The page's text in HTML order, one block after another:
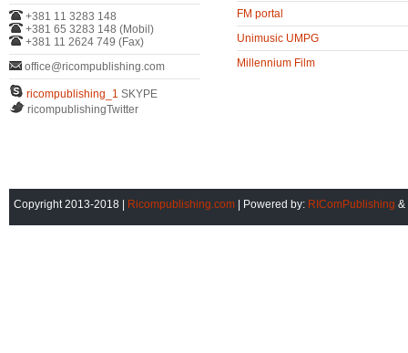
+381 11 3283 148
+381 65 3283 148 (Mobil)
+381 11 2624 749 (Fax)
office@ricompublishing.com
ricompublishing_1 SKYPE
ricompublishingTwitter
FM portal
Unimusic UMPG
Millennium Film
Copyright 2013-2018 | Ricompublishing.com | Powered by: RIComPublishing &